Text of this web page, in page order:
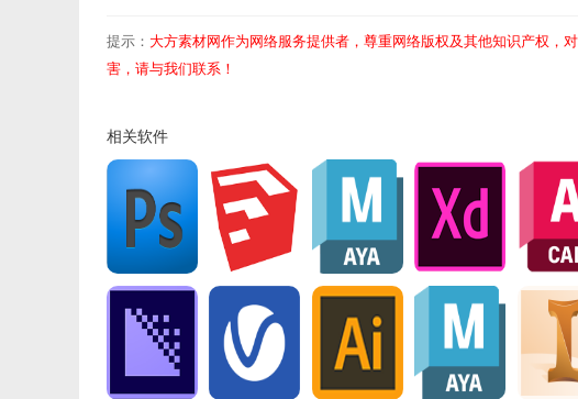
提示： 大方素材网作为网络服务提供者，尊重网络版权及其他知识产权，
害，请与我们联系！
相关软件